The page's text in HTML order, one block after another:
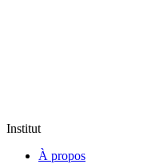
Institut
À propos